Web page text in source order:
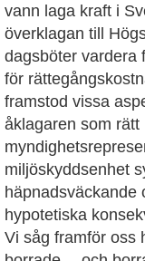
vann laga kraft i
överklagan till
dagsböter vardera
för
framstod vissa
åklagaren som
miljöskyddsenhet
häpnadsväckande
hypotetiska
‍Vi såg framför oss